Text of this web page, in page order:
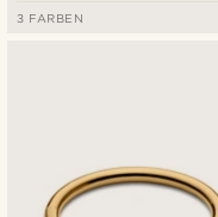
3 FARBEN